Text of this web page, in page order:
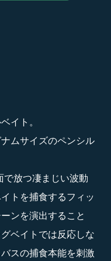
イト。
ムサイズのペンシル
放つ凄まじい波動
トを捕食するフィッ
ンを演出すること
ベイトでは反応しな
スの捕食本能を刺激